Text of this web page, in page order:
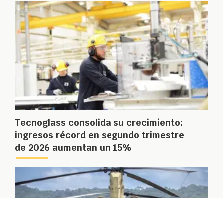
Tecnoglass consolida su crecimiento:
ingresos récord en segundo trimestre
de 2026 aumentan un 15%